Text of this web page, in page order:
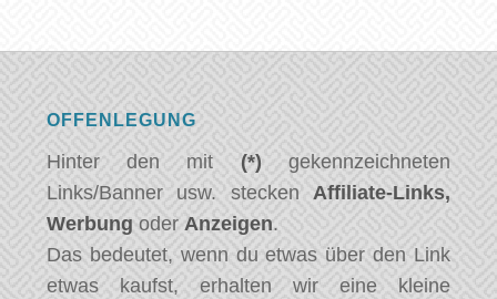
OFFENLEGUNG
Hinter den mit (*) gekennzeichneten
Links/Banner usw. stecken Affiliate-Links,
Werbung oderAnzeigen.
Das bedeutet, wenn du etwas über den Link
etwas kaufst, erhalten wir eine kleine